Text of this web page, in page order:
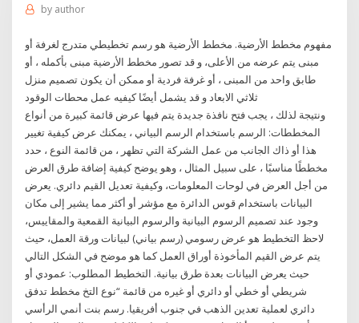
by author
مفهوم مخطط الأرضية. مخطط الأرضية هو رسم تخطيطي متدرج لغرفة أو
مبنى يتم عرضه من الأعلى، و قد تصور مخطط الأرضية مبنى بأكمله ، أو
طابق واحد من المبنى ، أو غرفة فردية أو ممكن أن يكون تصميم منزل
ثلاثي الابعاد و قد يشمل أيضًا كيفيه عمل محطات الوقود
ونتيجة لذلك ، يجب فتح نافذة جديدة يتم فيها عرض قائمة كبيرة من أنواع
المخططات: الرسم باستخدام الرسم البياني ، يمكنك عرض كيفية تغيير
هذا أو ذاك الجانب من عمل الشركة التي تظهر ، من قائمة النوع ، حدد
مخططًا مناسبًا ، على سبيل المثال ، وهو يوضح كيفية إضافة طرق العرض
من أجل العرض في لوحات المعلومات، وكيفية تعديل القيم دائري. يعرض
البيانات باستخدام قوس الدائرة مع مؤشر أو أكثر مما يشير إلى مكان
وجود عند تصميم الرسوم البيانية والرسوم البيانية القمعية والمقاييس،
لاحظ التخطيط هو عرض رسومي (رسم بياني) لبيانات ورقة العمل، حيث
يتم عرض القيم المأخوذة أوراق العمل كما هو موضح في الشكل التالي
حيث يعرض البيانات بعدة طرق بيانية. التخطيط المطلوب: عمودي أو
شريطي أو خطي أو دائري أو غيره من قائمة “نوع التخ مخطط تدفق
دائري لعملية تعدين الذهب في جنوب أفريقيا. ‫رسم بنت أنمي‬ الرأسي